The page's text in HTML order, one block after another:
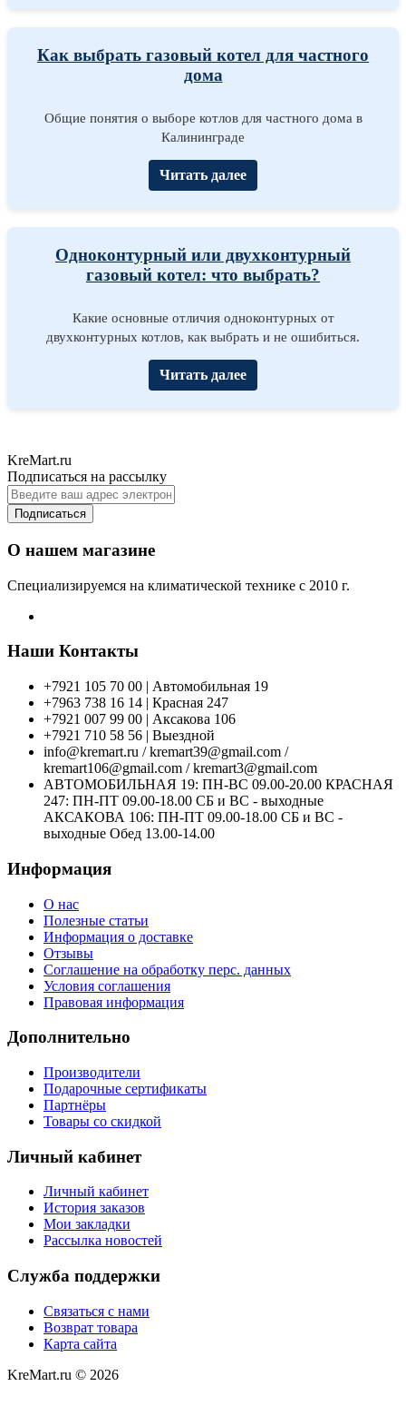
Как выбрать газовый котел для частного
дома
Общие понятия о выборе котлов для частного дома в
Калининграде
Читать далее
Одноконтурный или двухконтурный
газовый котел: что выбрать?
Какие основные отличия одноконтурных от
двухконтурных котлов, как выбрать и не ошибиться.
Читать далее
KreMart.ru
Подписаться на рассылку
Подписаться
О нашем магазине
Специализируемся на климатической технике с 2010 г.
Наши Контакты
+7921 105 70 00 | Автомобильная 19
+7963 738 16 14 | Красная 247
+7921 007 99 00 | Аксакова 106
+7921 710 58 56 | Выездной
info@kremart.ru / kremart39@gmail.com /
kremart106@gmail.com / kremart3@gmail.com
АВТОМОБИЛЬНАЯ 19: ПН-ВС 09.00-20.00 КРАСНАЯ
247: ПН-ПТ 09.00-18.00 СБ и ВС - выходные
АКСАКОВА 106: ПН-ПТ 09.00-18.00 СБ и ВС -
выходные Обед 13.00-14.00
Информация
О нас
Полезные статьи
Информация о доставке
Отзывы
Соглашение на обработку перс. данных
Условия соглашения
Правовая информация
Дополнительно
Производители
Подарочные сертификаты
Партнёры
Товары со скидкой
Личный кабинет
Личный кабинет
История заказов
Мои закладки
Рассылка новостей
Служба поддержки
Связаться с нами
Возврат товара
Карта сайта
KreMart.ru © 2026